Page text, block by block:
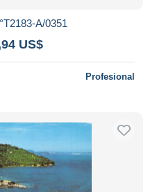
A/0351
US$
Profesional